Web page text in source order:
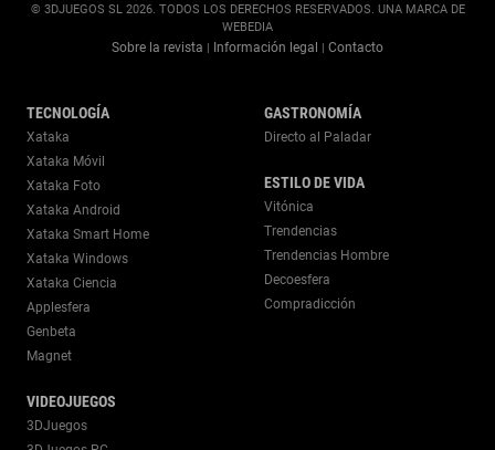
© 3DJUEGOS SL 2026. TODOS LOS DERECHOS RESERVADOS. UNA MARCA DE
WEBEDIA
Sobre la revista | Información legal | Contacto
TECNOLOGÍA
Xataka
Xataka Móvil
Xataka Foto
Xataka Android
Xataka Smart Home
Xataka Windows
Xataka Ciencia
Applesfera
Genbeta
Magnet
VIDEOJUEGOS
3DJuegos
GASTRONOMÍA
Directo al Paladar
ESTILO DE VIDA
Vitónica
Trendencias
Trendencias Hombre
Decoesfera
Compradicción